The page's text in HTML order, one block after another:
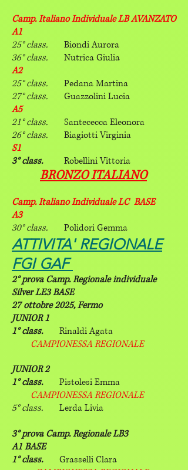
Camp. Italiano Individuale LB AVANZATO
A1
25° class.
Biondi Aurora
36° class. Nutrica Giulia
A2
25° class.
Pedana Martina
27° class. Guazzolini Lucia
A5
21° class.
Santececca Eleonora
26° class. Biagiotti Virginia
S1
3° class.
Robellini Vittoria
BRONZO ITALIANO
Camp. Italiano Individuale LC BASE
A3
30° class.
Polidori Gemma
ATTIVITA' REGIONALE
FGI GAF
2° prova Camp. Regionale individuale
Silver LE3 BASE
27 ottobre 2025, Fermo
JUNIOR 1
1° class.
Rinaldi Agata
CAMPIONESSA REGIONALE
JUNIOR 2
1° class.
Pistolesi Emma
CAMPIONESSA REGIONALE
5° class.
Lerda Livia
3° prova Camp. Regionale LB3
A1 BASE
1° class.Grasselli Clara